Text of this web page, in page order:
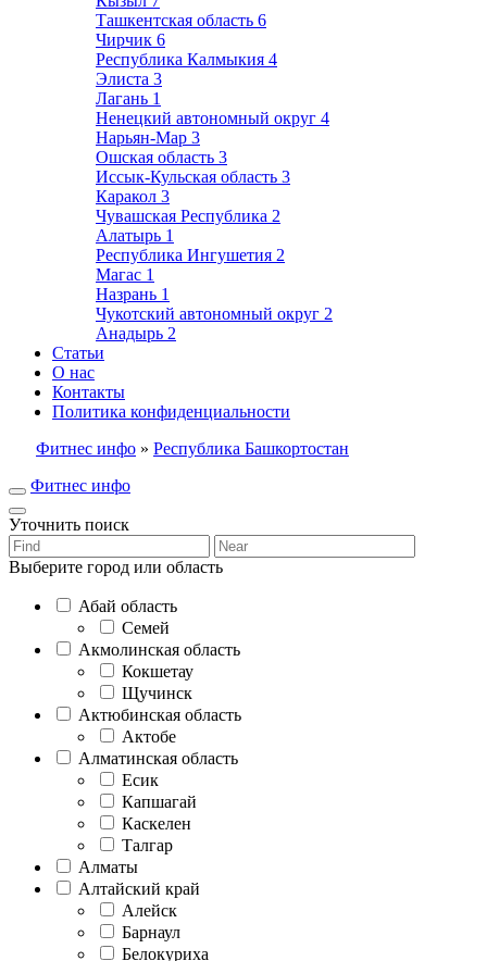
Ташкентская область 6
Чирчик 6
Республика Калмыкия 4
Элиста 3
Лагань 1
Ненецкий автономный округ 4
Нарьян-Мар 3
Ошская область 3
Иссык-Кульская область 3
Каракол 3
Чувашская Республика 2
Алатырь 1
Республика Ингушетия 2
Магас 1
Назрань 1
Чукотский автономный округ 2
Анадырь 2
Статьи
О нас
Контакты
Политика конфиденциальности
Фитнес инфо » Республика Башкортостан
Фитнес инфо
Уточнить поиск
Выберите город или область
Абай область
Семей
Акмолинская область
Кокшетау
Щучинск
Актюбинская область
Актобе
Алматинская область
Есик
Капшагай
Каскелен
Талгар
Алматы
Алтайский край
Алейск
Барнаул
Белокуриха